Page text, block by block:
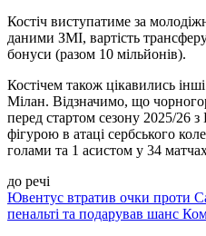
Костіч виступатиме за
даними ЗМІ, вартість
бонуси (разом 10 мільйонів).
Костічем також цікавились
Мілан. Відзначимо, що
перед стартом сезону 2025/26
фігурою в атаці сербського
голами та 1 асистом у 34
до речі
Ювентус втратив очки проти
пенальті та подарував шанс